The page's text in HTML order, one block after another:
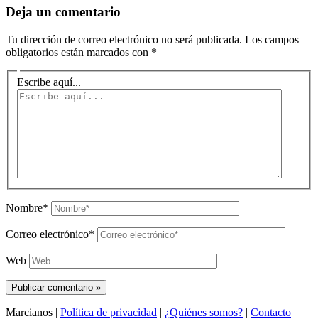
Deja un comentario
Tu dirección de correo electrónico no será publicada. Los campos
obligatorios están marcados con *
Escribe aquí...
Nombre*
Correo electrónico*
Web
Marcianos | Política de privacidad | ¿Quiénes somos? | Contacto